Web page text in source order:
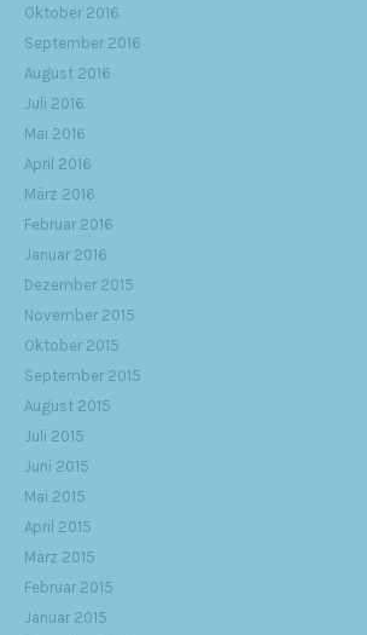
Oktober 2016
September 2016
August 2016
Juli 2016
Mai 2016
April 2016
März 2016
Februar 2016
Januar 2016
Dezember 2015
November 2015
Oktober 2015
September 2015
August 2015
Juli 2015
Juni 2015
Mai 2015
April 2015
März 2015
Februar 2015
Januar 2015